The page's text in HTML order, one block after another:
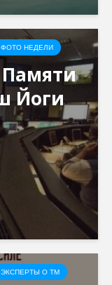
ФОТО НЕДЕЛИ
Памяти
Йоги
ЭКСПЕРТЫ О ТМ